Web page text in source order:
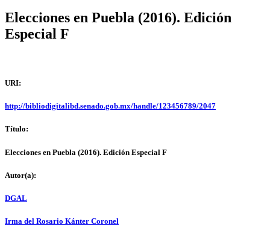
Elecciones en Puebla (2016). Edición
Especial F
URI:
http://bibliodigitalibd.senado.gob.mx/handle/123456789/2047
Título:
Elecciones en Puebla (2016). Edición Especial F
Autor(a):
DGAL
Irma del Rosario Kánter Coronel